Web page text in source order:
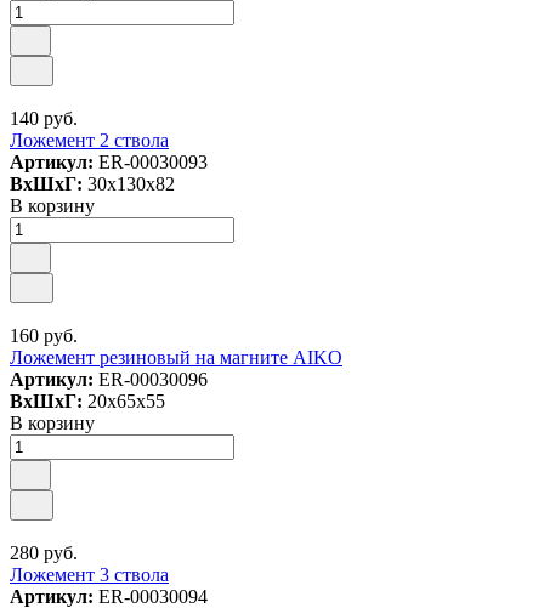
140 руб.
Ложемент 2 ствола
Артикул: ER-00030093
ВxШxГ: 30x130x82
В корзину
160 руб.
Ложемент резиновый на магните AIKO
Артикул: ER-00030096
ВxШxГ: 20x65x55
В корзину
280 руб.
Ложемент 3 ствола
Артикул: ER-00030094